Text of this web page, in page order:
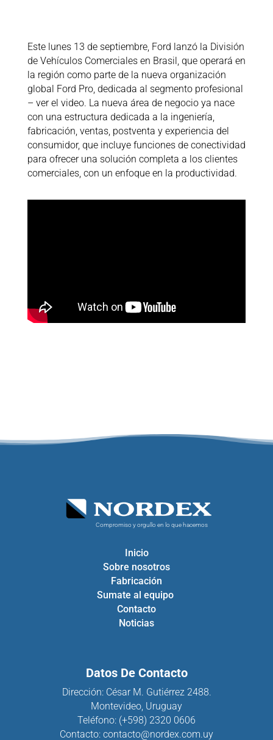
Este lunes 13 de septiembre, Ford lanzó la División
de Vehículos Comerciales en Brasil, que operará en
la región como parte de la nueva organización
global Ford Pro, dedicada al segmento profesional
– ver el video. La nueva área de negocio ya nace
con una estructura dedicada a la ingeniería,
fabricación, ventas, postventa y experiencia del
consumidor, que incluye funciones de conectividad
para ofrecer una solución completa a los clientes
comerciales, con un enfoque en la productividad.
Compromiso y orgullo en lo que hacemos
Inicio
Sobre nosotros
Fabricación
Sumate al equipo
Contacto
Noticias
Datos De Contacto
Dirección: César M. Gutiérrez 2488.
Montevideo, Uruguay
Teléfono: (+598) 2320 0606
Contacto: contacto@nordex.com.uy